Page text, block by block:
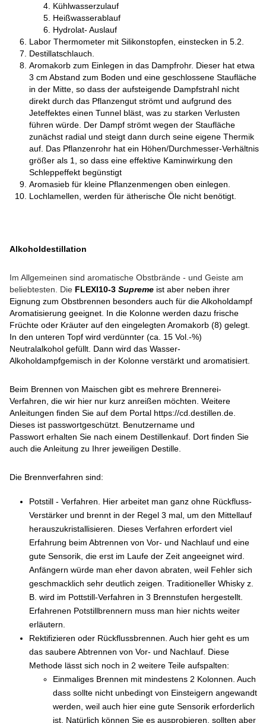
Kühlwasserzulauf
Heißwasserablauf
Hydrolat- Auslauf
Labor Thermometer mit Silikonstopfen, einstecken in 5.2.
Destillatschlauch.
Aromakorb zum Einlegen in das Dampfrohr. Dieser hat etwa
3 cm Abstand zum Boden und eine geschlossene Staufläche
in der Mitte, so dass der aufsteigende Dampfstrahl nicht
direkt durch das Pflanzengut strömt und aufgrund des
Jeteffektes einen Tunnel bläst, was zu starken Verlusten
führen würde. Der Dampf strömt wegen der Staufläche
zunächst radial und steigt dann durch seine eigene Thermik
auf. Das Pflanzenrohr hat ein Höhen/Durchmesser-Verhältnis
größer als 1, so dass eine effektive Kaminwirkung den
Schleppeffekt begünstigt
Aromasieb für kleine Pflanzenmengen oben einlegen.
Lochlamellen, werden für ätherische Öle nicht benötigt.
Alkoholdestillation
Im Allgemeinen sind aromatische Obstbrände - und Geiste am
beliebtesten. Die FLEXI10-3Supreme ist aber neben ihrer
Eignung zum Obstbrennen besonders auch für die Alkoholdampf
Aromatisierung geeignet. In die Kolonne werden dazu frische
Früchte oder Kräuter auf den eingelegten Aromakorb (8) gelegt.
In den unteren Topf wird verdünnter (ca. 15 Vol.-%)
Neutralalkohol gefüllt. Dann wird das Wasser-
Alkoholdampfgemisch in der Kolonne verstärkt und aromatisiert.
Beim Brennen von Maischen gibt es mehrere Brennerei-
Verfahren, die wir hier nur kurz anreißen möchten. Weitere
Anleitungen finden Sie auf dem Portal https://cd.destillen.de.
Dieses ist passwortgeschützt. Benutzername und
Passwort erhalten Sie nach einem Destillenkauf. Dort finden Sie
auch die Anleitung zu Ihrer jeweiligen Destille.
Die Brennverfahren sind:
Potstill - Verfahren. Hier arbeitet man ganz ohne Rückfluss-
Verstärker und brennt in der Regel 3 mal, um den Mittellauf
herauszukristallisieren. Dieses Verfahren erfordert viel
Erfahrung beim Abtrennen von Vor- und Nachlauf und eine
gute Sensorik, die erst im Laufe der Zeit angeeignet wird.
Anfängern würde man eher davon abraten, weil Fehler sich
geschmacklich sehr deutlich zeigen. Traditioneller Whisky z.
B. wird im Pottstill-Verfahren in 3 Brennstufen hergestellt.
Erfahrenen Potstillbrennern muss man hier nichts weiter
erläutern.
Rektifizieren oder Rückflussbrennen. Auch hier geht es um
das saubere Abtrennen von Vor- und Nachlauf. Diese
Methode lässt sich noch in 2 weitere Teile aufspalten:
Einmaliges Brennen mit mindestens 2 Kolonnen. Auch
dass sollte nicht unbedingt von Einsteigern angewandt
werden, weil auch hier eine gute Sensorik erforderlich
ist. Natürlich können Sie es ausprobieren, sollten aber